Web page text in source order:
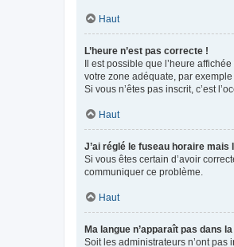
Haut
L’heure n’est pas correcte !
Il est possible que l’heure
votre zone adéquate, par
Si vous n’êtes pas inscrit, c’est
Haut
J’ai réglé le fuseau horaire mais
Si vous êtes certain d’avoir
communiquer ce problème.
Haut
Ma langue n’apparaît pas dans
Soit les administrateurs n’ont pas